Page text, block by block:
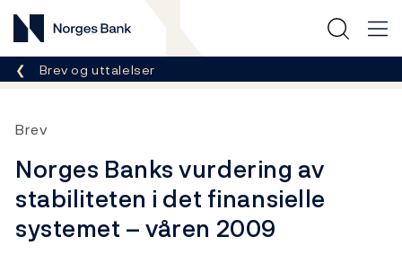
Norges Bank
Her er du nå:
Brev og uttalelser
Brev
Norges Banks vurdering av
stabiliteten i det finansielle
systemet – våren 2009